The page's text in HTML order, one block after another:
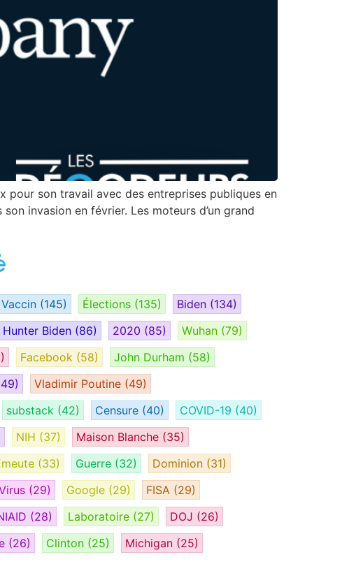
pour son travail avec des entreprises publiques en
invasion en février. Les moteurs d’un grand
Vaccin (145) Élections (135) Biden (134)
Hunter Biden (86) 2020 (85) Wuhan (79)
Facebook (58) John Durham (58)
Vladimir Poutine (49)
substack (42) Censure (40) COVID-19 (40)
NIH (37) Maison Blanche (35)
(33) Guerre (32) Dominion (31)
(29) Google (29) FISA (29)
(28) Laboratoire (27) DOJ (26)
(26) Clinton (25) Michigan (25)